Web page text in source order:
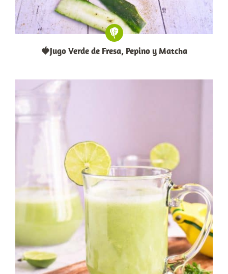
🍓Jugo Verde de Fresa, Pepino y Matcha